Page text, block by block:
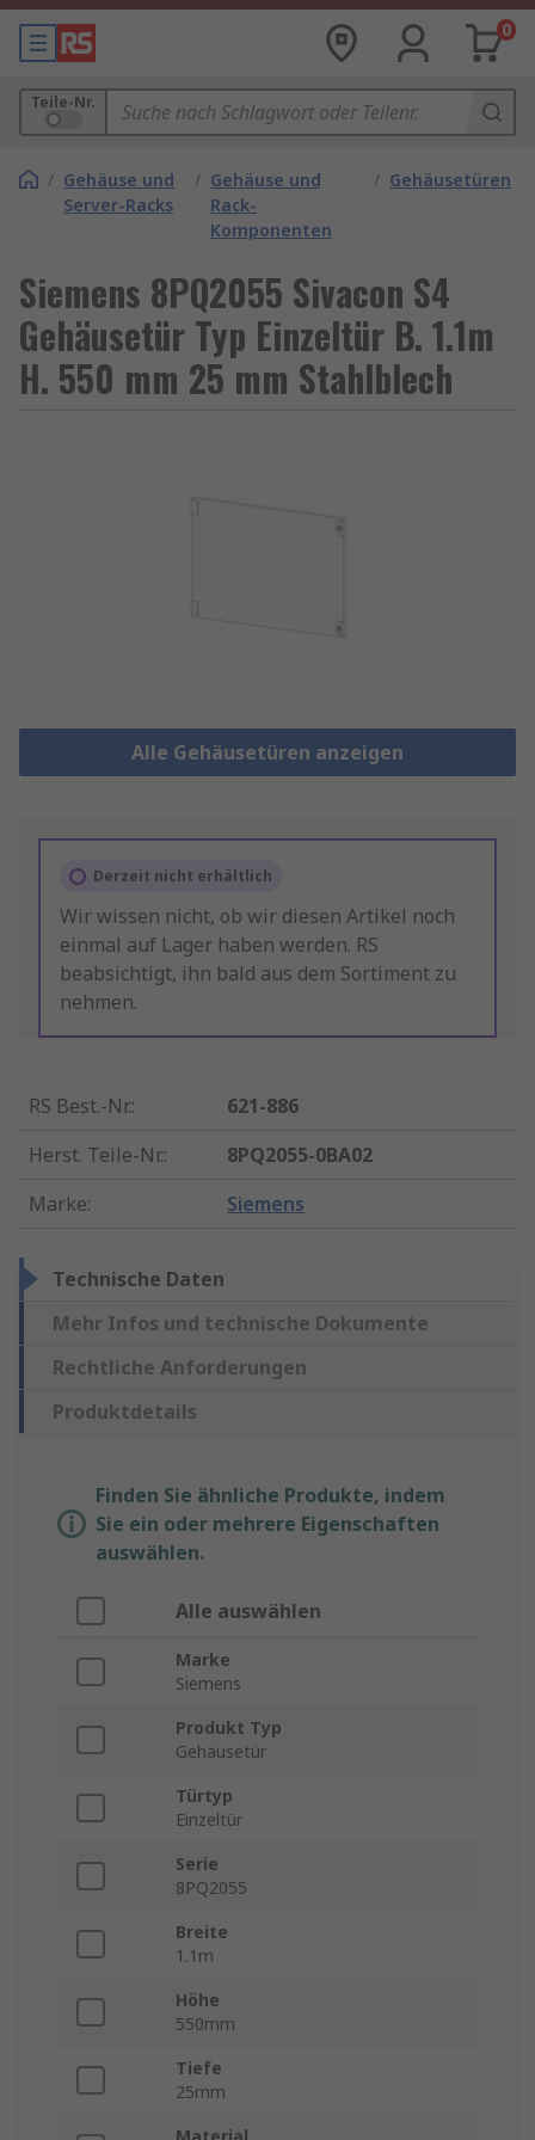
0
Teile-Nr.
/ Gehäuse und
Server-Racks
/ Gehäuse und
Rack-
Komponenten
/ Gehäusetüren
Siemens 8PQ2055 Sivacon S4
Gehäusetür Typ Einzeltür B. 1.1m
H. 550 mm 25 mm Stahlblech
Alle Gehäusetüren anzeigen
Derzeit nicht erhältlich
Wir wissen nicht, ob wir diesen Artikel noch
einmal auf Lager haben werden. RS
beabsichtigt, ihn bald aus dem Sortiment zu
nehmen.
RS Best.-Nr.:
621-886
Herst. Teile-Nr.:
8PQ2055-0BA02
Marke: Siemens
Technische Daten
Mehr Infos und technische Dokumente
Rechtliche Anforderungen
Produktdetails
Finden Sie ähnliche Produkte, indem
Sie ein oder mehrere Eigenschaften
auswählen.
Alle auswählen
Marke
Siemens
Produkt Typ
Gehäusetür
Türtyp
Einzeltür
Serie
8PQ2055
Breite
1.1m
Höhe
550mm
Tiefe
25mm